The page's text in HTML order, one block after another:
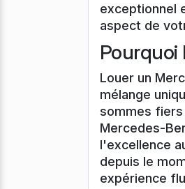
exceptionnel
aspect de
Pourquoi
Louer un
mélange
sommes
Mercedes-
l'excellence
depuis le
expérience